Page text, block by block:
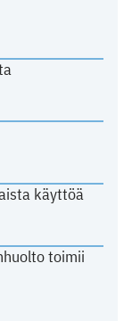
käyttöä
toimii